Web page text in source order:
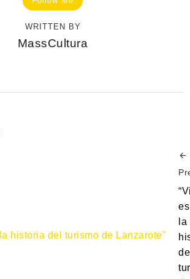
WRITTEN BY
MassCultura
la